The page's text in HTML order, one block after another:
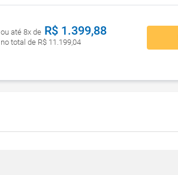
ou até 8x de R$ 1.399,88
no total de R$ 11.199,04